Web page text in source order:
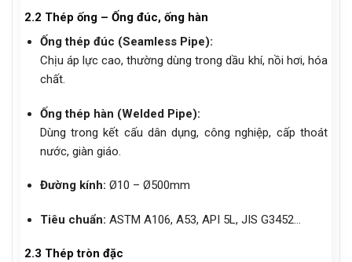
2.2 Thép ống – Ống đúc, ống hàn
Ống thép đúc (Seamless Pipe):
Chịu áp lực cao, thường dùng trong dầu khí, nồi hơi, hóa
chất.
Ống thép hàn (Welded Pipe):
Dùng trong kết cấu dân dụng, công nghiệp, cấp thoát
nước, giàn giáo.
Đường kính: Ø10 – Ø500mm
Tiêu chuẩn: ASTM A106, A53, API 5L, JIS G3452…
2.3 Thép tròn đặc